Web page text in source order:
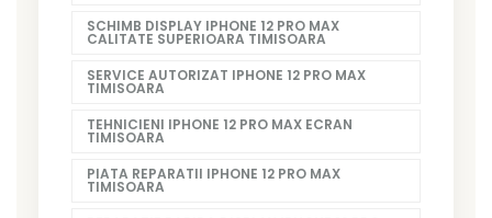
SCHIMB DISPLAY IPHONE 12 PRO MAX
CALITATE SUPERIOARA TIMISOARA
SERVICE AUTORIZAT IPHONE 12 PRO MAX
TIMISOARA
TEHNICIENI IPHONE 12 PRO MAX ECRAN
TIMISOARA
PIATA REPARATII IPHONE 12 PRO MAX
TIMISOARA